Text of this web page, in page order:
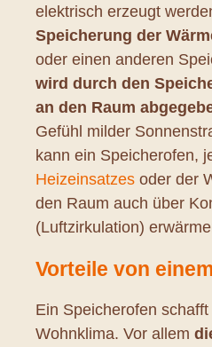
elektrisch erzeugt
Speicherung der
oder einen anderen
wird durch den
an den Raum
Gefühl milder
kann ein Speicherofen,
Heizeinsatzes oder der
den Raum auch über
(Luftzirkulation)
Vorteile von
Ein Speicherofen
Wohnklima. Vor allem